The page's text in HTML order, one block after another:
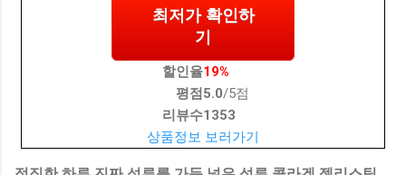
최저가 확인하
기
할인율19%
평점 5.0/5점
리뷰수1353
상품정보 보러가기